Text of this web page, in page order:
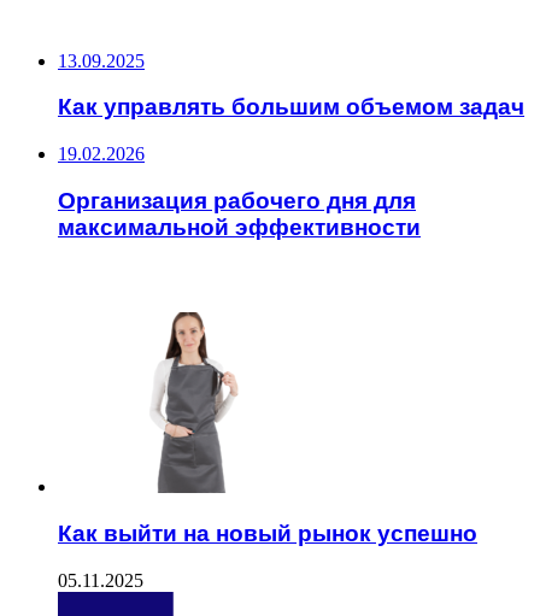
13.09.2025
Как управлять большим объемом задач
19.02.2026
Организация рабочего дня для
максимальной эффективности
Как выйти на новый рынок успешно
05.11.2025